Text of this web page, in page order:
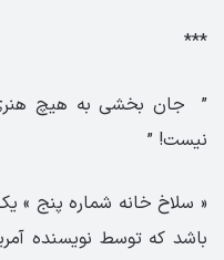
***
” جان بخشی به هیچ
نیست! ”
« سلاخ خانه شماره پنج
باشد که توسط نویسنده